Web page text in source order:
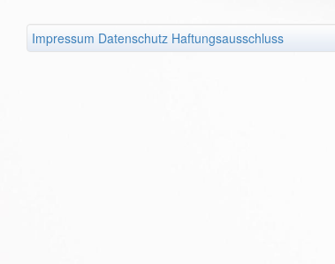
Impressum Datenschutz Haftungsausschluss